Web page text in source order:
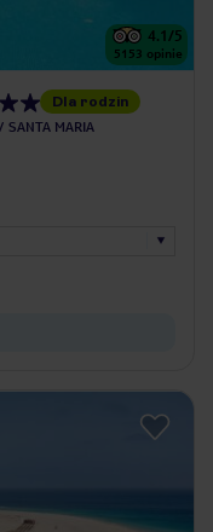
4.1/5
5153 opinie
Dla rodzin
SANTA MARIA